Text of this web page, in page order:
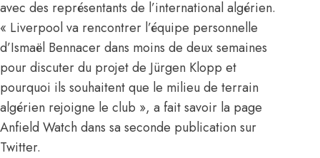
avec des représentants de l’international algérien.
« Liverpool va rencontrer l’équipe personnelle
d’Ismaël Bennacer dans moins de deux semaines
pour discuter du projet de Jürgen Klopp et
pourquoi ils souhaitent que le milieu de terrain
algérien rejoigne le club », a fait savoir la page
Anfield Watch dans sa seconde publication sur
Twitter.